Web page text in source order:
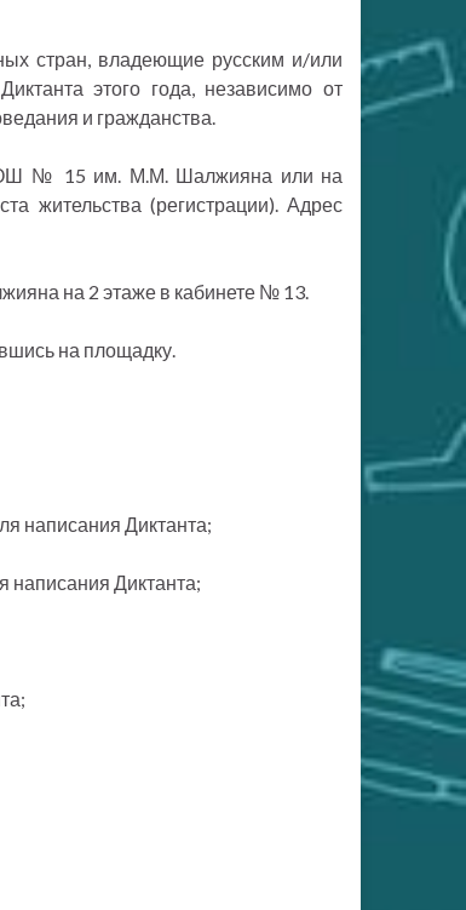
стран, владеющие русским и/или
этого года, независимо от
и гражданства.
№ 15 им. М.М. Шалжияна или на
жительства (регистрации). Адрес
на 2 этаже в кабинете № 13.
на площадку.
написания Диктанта;
написания Диктанта;